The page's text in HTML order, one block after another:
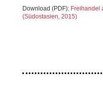
Download (PDF): Freihandel
(Südostasien, 2015)